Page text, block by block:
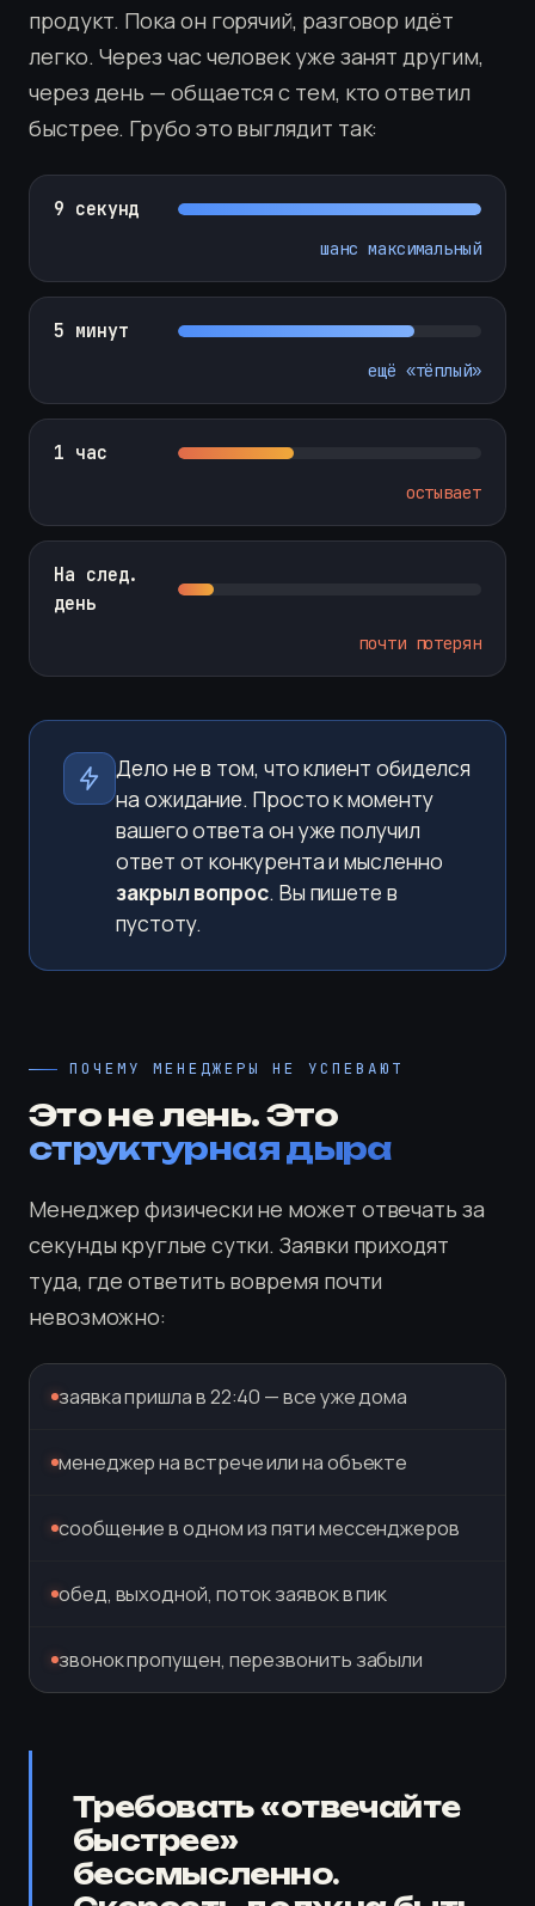
продукт. Пока он горячий, разговор идёт
легко. Через час человек уже занят другим,
через день — общается с тем, кто ответил
быстрее. Грубо это выглядит так:
9 секунд
шанс максимальный
5 минут
ещё «тёплый»
1 час
остывает
На след.
день
почти потерян
Дело не в том, что клиент обиделся
на ожидание. Просто к моменту
вашего ответа он уже получил
ответ от конкурента и мысленно
закрыл вопрос. Вы пишете в
пустоту.
ПОЧЕМУ МЕНЕДЖЕРЫ НЕ УСПЕВАЮТ
Это не лень. Это
структурная дыра
Менеджер физически не может отвечать за
секунды круглые сутки. Заявки приходят
туда, где ответить вовремя почти
невозможно:
заявка пришла в 22:40 — все уже дома
менеджер на встрече или на объекте
сообщение в одном из пяти мессенджеров
обед, выходной, поток заявок в пик
звонок пропущен, перезвонить забыли
Требовать «отвечайте
быстрее»
бессмысленно.